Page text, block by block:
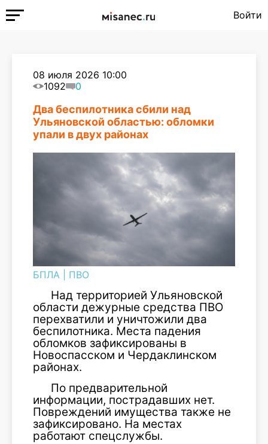
Войти
08 июля 2026 10:00
1092
0
Два беспилотника сбили над
Ульяновской областью: обломки
упали в двух районах
БПЛА ПВО
Над территорией Ульяновской
области дежурные средства ПВО
перехватили и уничтожили два
беспилотника. Места падения
обломков зафиксированы в
Новоспасском и Чердаклинском
районах.
По предварительной
информации, пострадавших нет.
Повреждений имущества также не
зафиксировано. На местах
работают спецслужбы.